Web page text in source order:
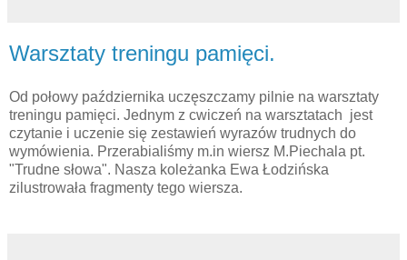
Warsztaty treningu pamięci.
Od połowy października uczęszczamy pilnie na warsztaty
treningu pamięci. Jednym z cwiczeń na warsztatach jest
czytanie i uczenie się zestawień wyrazów trudnych do
wymówienia. Przerabialiśmy m.in wiersz M.Piechala pt.
"Trudne słowa". Nasza koleżanka Ewa Łodzińska
zilustrowała fragmenty tego wiersza.